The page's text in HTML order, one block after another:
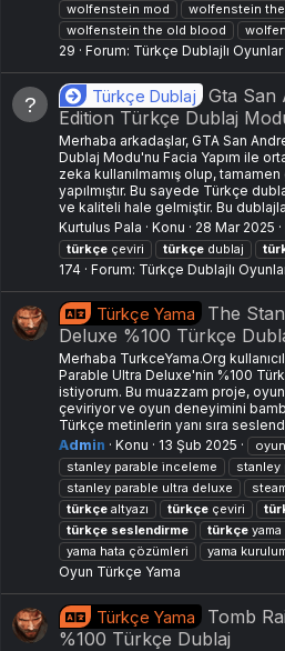
wolfenstein mod
wolfenstein
wolfenstein the old blood
29
Forum: Türkçe Dublajlı Oyunlar
Türkçe Dublaj
Gta San
Edition Türkçe Dublaj
Merhaba arkadaşlar, GTA San
Dublaj Modu'nu Facia Yapım ile
zeka kullanılmamış olup,
yapılmıştır. Bu sayede Türkçe
ve kaliteli hale gelmiştir. Bu
Kurtulus Pala
Konu 28 Mar 2025
türkçe çeviri türkçe dublaj
174 Forum: Türkçe Dublajlı
Türkçe Yama
The
Deluxe %100 Türkçe
Merhaba TurkceYama.Org
Parable Ultra Deluxe'nin %100
istiyorum. Bu muazzam proje,
çeviriyor ve oyun deneyimini
Türkçe metinlerin yanı sıra
Admin
Konu 13 Şub 2025
stanley parable i̇nceleme
stanley
stanley parable ultra deluxe
türkçe altyazı türkçe çeviri
türkçe seslendirme türkçe yama
yama hata çözümleri
yama
Oyun Türkçe Yama
Türkçe Yama
Tomb
%100 Türkçe Dublaj